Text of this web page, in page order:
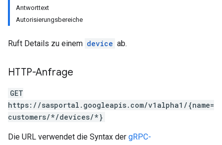
Antworttext
Autorisierungsbereiche
Ruft Details zu einem device ab.
HTTP-Anfrage
GET
https://sasportal.googleapis.com/v1alpha1/{name=
customers/*/devices/*}
Die URL verwendet die Syntax der gRPC-